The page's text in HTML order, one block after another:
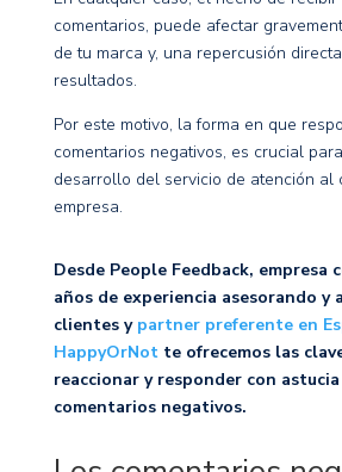
comentarios, puede afectar
de tu marca y, una repercusión
resultados.
Por este motivo, la forma en que
comentarios negativos, es crucial
desarrollo del servicio de atención al
empresa.
Desde People Feedback, empresa
años de experiencia asesorando y
clientes y partner preferente en
HappyOrNotte ofrecemos las
reaccionar y responder con
comentarios negativos.